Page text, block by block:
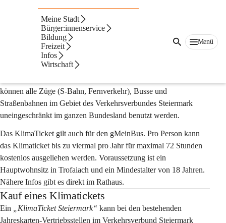
Meine Stadt
Bürger:innenservice
Bildung
Freizeit
Infos
Wirtschaft
Menü
Verkehr & Mobilität
Klimaticket für alle
Vier Klimatickets "Steiermark Classic" liegen in der Abteilung
können alle Züge (S-Bahn, Fernverkehr), Busse und
Straßenbahnen im Gebiet des Verkehrsverbundes Steiermark
uneingeschränkt im ganzen Bundesland benutzt werden.
Das KlimaTicket gilt auch für den gMeinBus. Pro Person kann
das Klimaticket bis zu viermal pro Jahr für maximal 72 Stunden
kostenlos ausgeliehen werden. Voraussetzung ist ein
Hauptwohnsitz in Trofaiach und ein Mindestalter von 18 Jahren.
Nähere Infos gibt es direkt im Rathaus.
Kauf eines Klimatickets
Ein KlimaTicket Steiermark“ kann bei den bestehenden
Jahreskarten-Vertriebsstellen im Verkehrsverbund Steiermark